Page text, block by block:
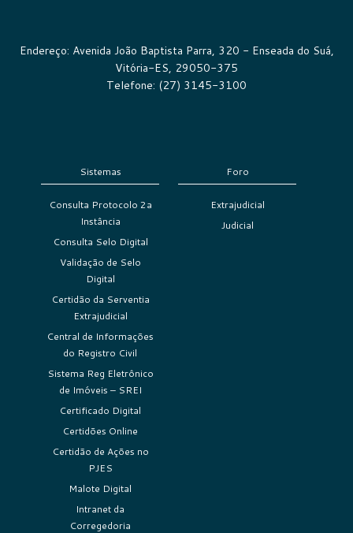
Endereço: Avenida João Baptista Parra, 320 - Enseada do Suá,
Vitória-ES, 29050-375
Telefone: (27) 3145-3100
Sistemas
Consulta Protocolo 2a
Instância
Consulta Selo Digital
Validação de Selo
Digital
Certidão da Serventia
Extrajudicial
Central de Informações
do Registro Civil
Sistema Reg Eletrônico
de Imóveis – SREI
Certificado Digital
Certidões Online
Certidão de Ações no
PJES
Malote Digital
Intranet da
Corregedoria
Foro
Extrajudicial
Judicial